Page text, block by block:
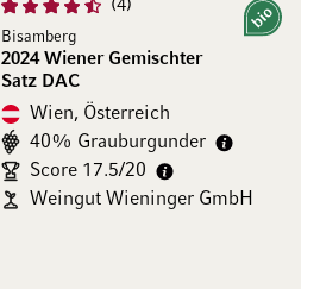
4
Bisamberg
2024 Wiener Gemischter
Satz DAC
Bio
Wien, Österreich
40% Grauburgunder
Score 17.5/20
Weingut Wieninger GmbH